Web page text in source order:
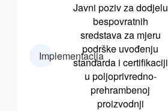
Implementacija
Javni poziv za dodjelu
bespovratnih
sredstava za mjeru
podrške uvođenju
standarda i certifikaciji
u poljoprivredno-
prehrambenoj
proizvodnji